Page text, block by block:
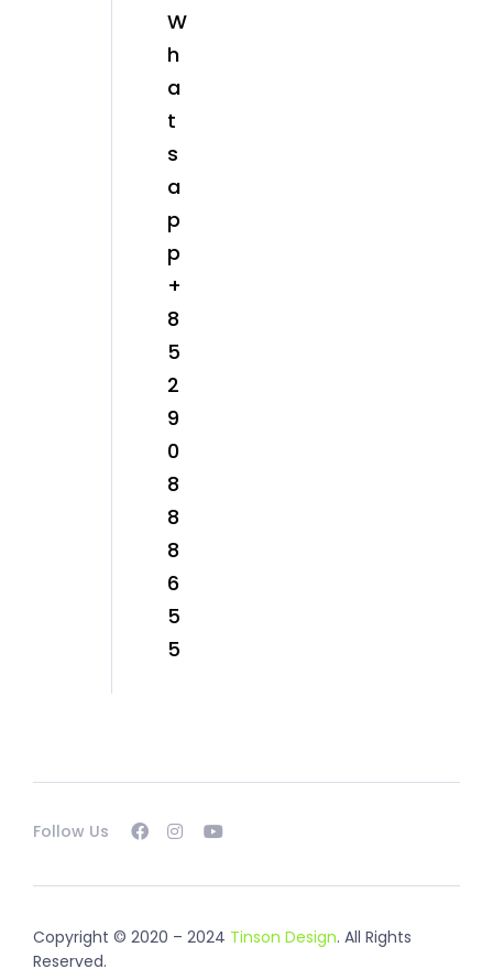
W
h
a
t
s
a
p
p
+
8
5
2
9
0
8
8
8
6
5
5
Follow Us
Copyright © 2020 – 2024 Tinson Design. All Rights
Reserved.